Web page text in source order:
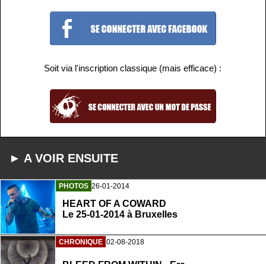
Soit via l'inscription classique (mais efficace) :
► A VOIR ENSUITE
PHOTOS 26-01-2014
HEART OF A COWARD
Le 25-01-2014 à Bruxelles
CHRONIQUE 02-08-2018